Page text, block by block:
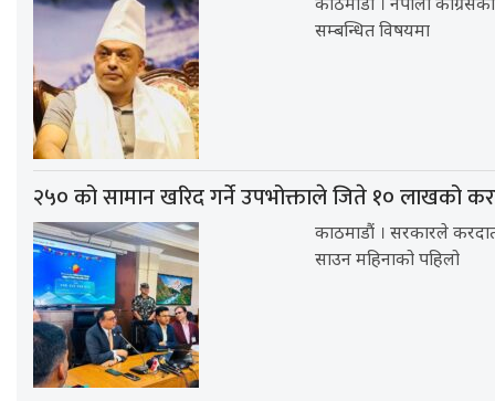
काठमाडौं । नेपाली
सम्बन्धित विषयमा
२५० को सामान खरिद गर्ने उपभोक्ताले जिते १० लाखको
काठमाडौं । सरकारले
साउन महिनाको पहिलो